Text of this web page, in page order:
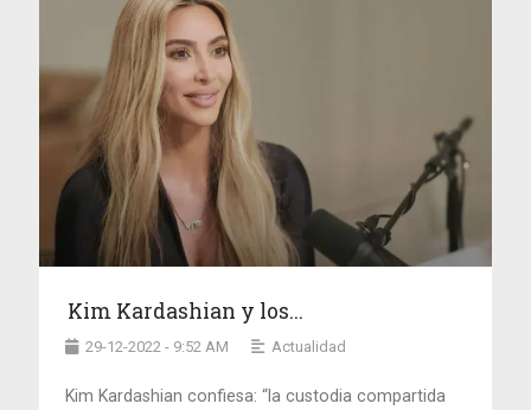
Kim Kardashian y los...
29-12-2022 - 9:52 AM Actualidad
Kim Kardashian confiesa: “la custodia compartida